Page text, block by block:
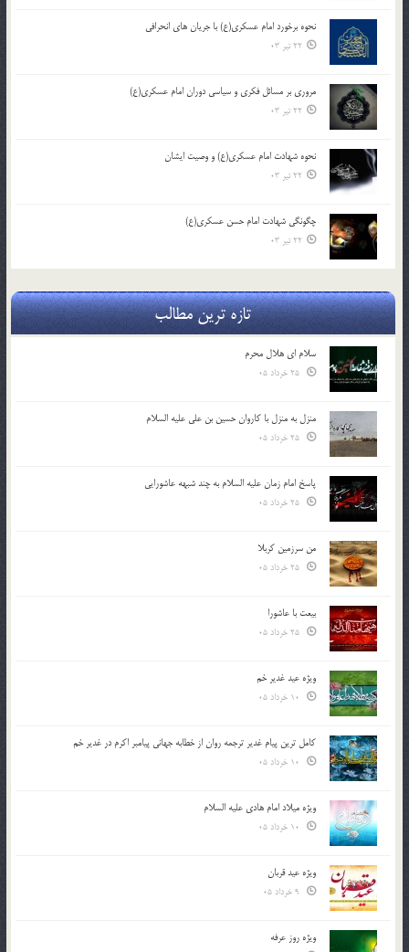
نحوه برخورد امام عسکری(ع) با جریان های انحرافی
22 تیر 03
مروری بر مسائل فکری و سیاسی دوران امام عسکری(ع)
22 تیر 03
نحوه شهادت امام عسکری(ع) و وصیت ایشان
22 تیر 03
چگونگی شهادت امام حسن عسکری(ع)
22 تیر 03
تازه ترین مطالب
سلام ای هلال محرم
منزل به منزل با کاروان حسین بن علی علیه السلام
پاسخ امام زمان علیه السلام به چند شبهه عاشورایی
من سرزمین کربلا
بیعت با عاشورا
ویژه عید غدیر خم
کامل ترین پیام غدیر ترجمه روان از خطابه جهانی پیامبر اکرم در غدیر خم
ویژه میلاد امام هادی علیه السلام
ویژه عید قربان
ویژه روز عرفه